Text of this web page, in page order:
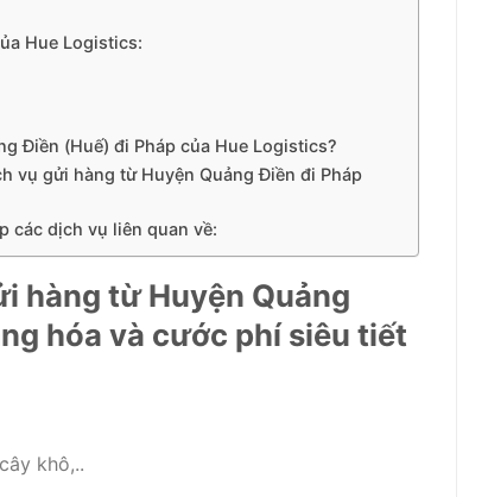
Hue Logistics:
Điền (Huế) đi Pháp của Hue Logistics?
vụ gửi hàng từ Huyện Quảng Điền đi Pháp
các dịch vụ liên quan về:
hàng từ Huyện Quảng
hóa và cước phí siêu tiết
khô,..